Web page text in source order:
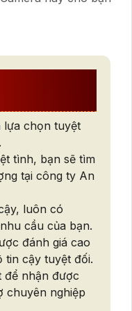
lựa chọn tuyệt
tình, bạn sẽ tìm
tại công ty An
luôn có
cầu của bạn.
đánh giá cao
tin cậy tuyệt đối.
để nhận được
chuyên nghiệp